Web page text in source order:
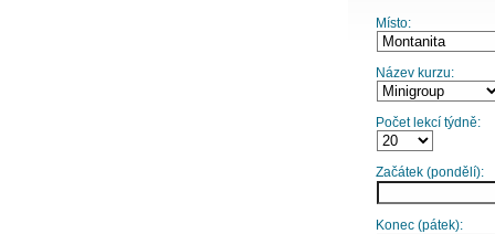
Místo:
Název kurzu:
Počet lekcí týdně:
Začátek (pondělí):
Konec (pátek):